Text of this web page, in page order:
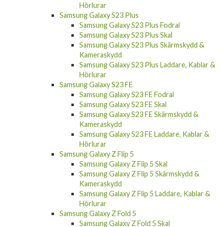
Hörlurar
Samsung Galaxy S23 Plus
Samsung Galaxy S23 Plus Fodral
Samsung Galaxy S23 Plus Skal
Samsung Galaxy S23 Plus Skärmskydd &
Kameraskydd
Samsung Galaxy S23 Plus Laddare, Kablar &
Hörlurar
Samsung Galaxy S23 FE
Samsung Galaxy S23 FE Fodral
Samsung Galaxy S23 FE Skal
Samsung Galaxy S23 FE Skärmskydd &
Kameraskydd
Samsung Galaxy S23 FE Laddare, Kablar &
Hörlurar
Samsung Galaxy Z Flip 5
Samsung Galaxy Z Flip 5 Skal
Samsung Galaxy Z Flip 5 Skärmskydd &
Kameraskydd
Samsung Galaxy Z Flip 5 Laddare, Kablar &
Hörlurar
Samsung Galaxy Z Fold 5
Samsung Galaxy Z Fold 5 Skal